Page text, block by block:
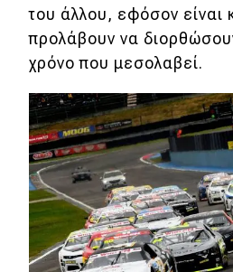
του άλλου, εφόσον είναι
προλάβουν να
χρόνο που μεσολαβεί.